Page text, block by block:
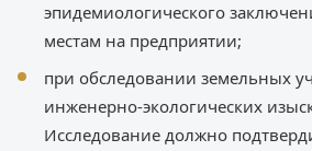
эпидемиологического
местам на предприятии;
при обследовании земельных
инженерно-экологических
Исследование должно